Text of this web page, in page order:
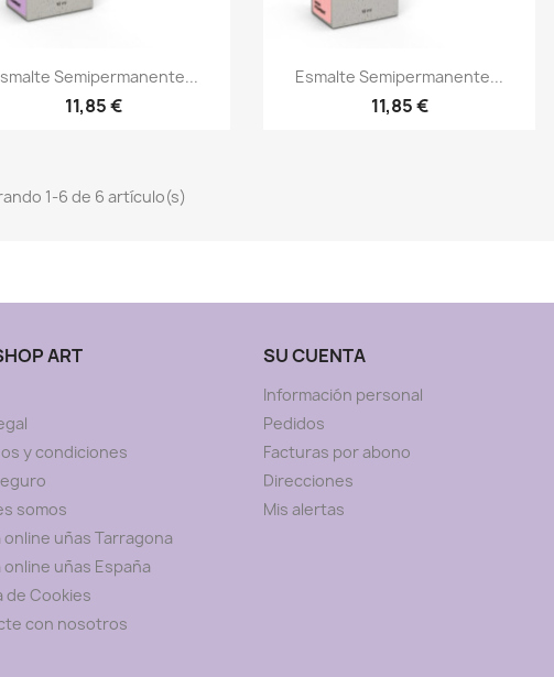
Vista rápida
Semipermanente...
11,85 €
Vista rápida
Esmalte Semipermanente...
11,85 €
1-6 de 6 artículo(s)
ART
y condiciones
somos
online uñas Tarragona
online uñas España
de Cookies
con nosotros
SU CUENTA
Información personal
Pedidos
Facturas por abono
Direcciones
Mis alertas